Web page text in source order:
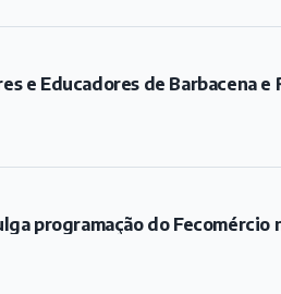
e Educadores de Barbacena
programação do